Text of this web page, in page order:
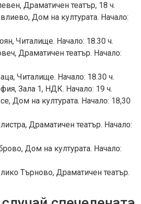
Драматичен театър, 18 ч.
Дом на културата. Начало:
Читалище. Начало: 18.30 ч.
Драматичен театър. Начало:
Читалище. Начало: 18.30 ч.
Зала 1, НДК. Начало: 19 ч.
Дом на културата. Начало: 18,30
Драматичен театър. Начало:
Дом на културата. Начало:
Търново, Драматичен театър.